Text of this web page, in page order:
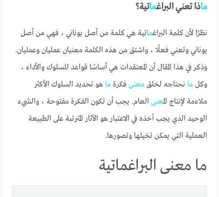
ماذا تعني البراغماتية؟
نظرًا لأن كلمة البراغماتية هي كلمة من أصل يوناني ، فهي من أصل
يوناني وتعني فعلًا ، واشتق من هذه الكلمة معنيان عمليان وعمليان.
وذكر في هذا المقال أن المعتقدات هي أساسًا قواعد للسلوك والأداء ،
وكل ما نحتاجه لخلق معنى فكرة ما هو تحديد السلوك الأكثر
ملاءمة لإنتاج المعنى العام. يجب أن تكون الفكرة مفتوحة ، والشيء
الوحيد الذي يجب أخذه في الاعتبار هو الآثار المترتبة على الطبيعة
العملية التي يمكن تخيلها وتصورها.
ما معنى البراغماتية